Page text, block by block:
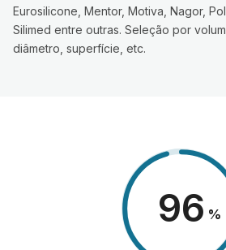
Eurosilicone, Mentor, Motiva, Nagor,
Silimed entre outras. Seleção por
diâmetro, superfície, etc.
98 %